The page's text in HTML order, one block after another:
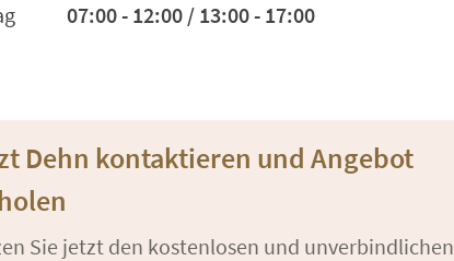
07:00 - 12:00 / 13:00 - 17:00
Dehn kontaktieren und Angebot
Sie jetzt den kostenlosen und unverbindlichen